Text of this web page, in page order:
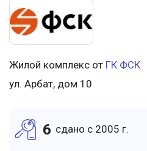
Жилой комплекс от ГК ФСК
ул. Арбат, дом 10
6 cдано c 2005 г.